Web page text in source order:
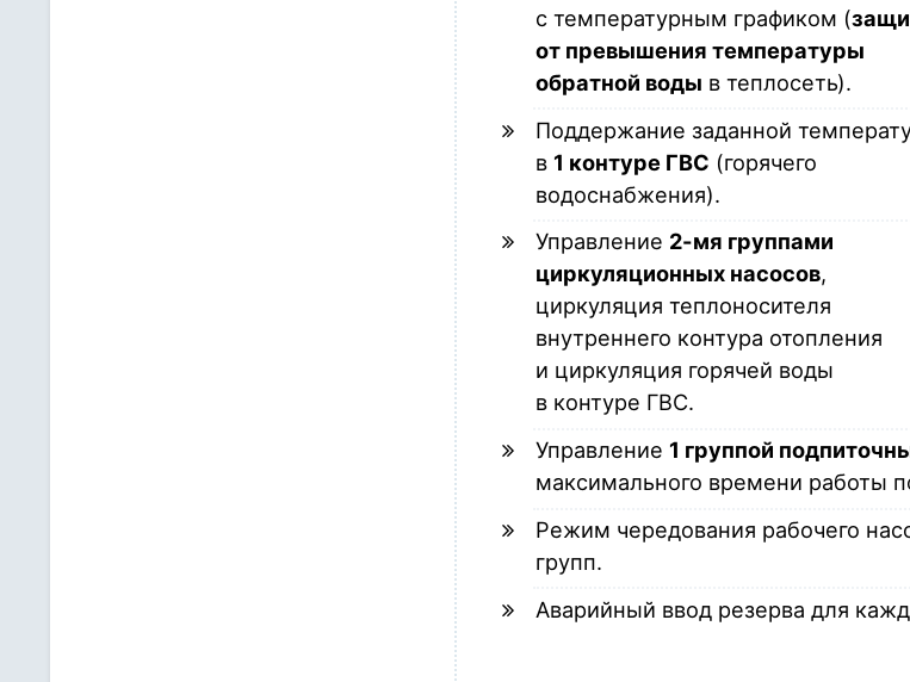
с температурным графиком (
от превышения температуры
обратной воды в теплосеть).
Поддержание заданной
в 1 контуре ГВС (горячего
водоснабжения).
Управление 2-мя группами
циркуляционных насосов,
циркуляция теплоносителя
внутреннего контура отопления
и циркуляция горячей воды
в контуре ГВС.
Управление 1 группой
максимального времени работы
Режим чередования рабочего
групп.
Аварийный ввод резерва для